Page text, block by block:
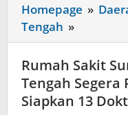
Homepage »
Tengah »
Sakit
Sungai
Lemau
Bengkulu
Rumah Sakit
Tengah Segera
Siapkan 13